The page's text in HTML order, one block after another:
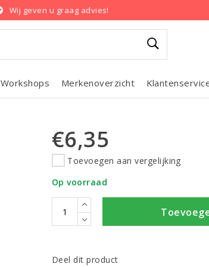
Wij geven u graag advies!
Merkenoverzicht
€6,35
Toevoegen aan vergelijking
Op voorraad
Deel dit product